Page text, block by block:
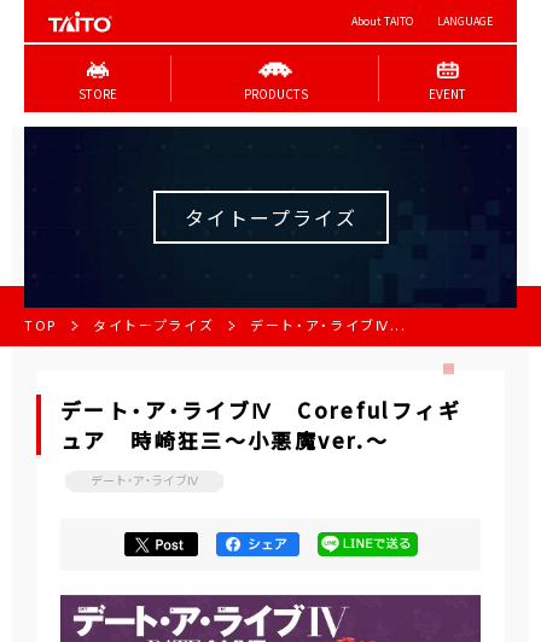
About TAITO LANGUAGE
STORE PRODUCTS EVENT
タイトープライズ
TOP タイトープライズ デート・ア・ライブⅣ...
デート・ア・ライブⅣ Corefulフィギ
ュア 時崎狂三～小悪魔ver.～
デート・ア・ライブⅣ